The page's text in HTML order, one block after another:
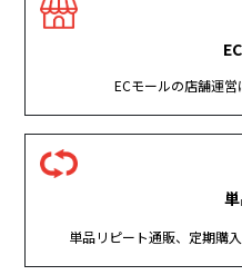
ECモールの店舗運
単品リピート通販、定期購